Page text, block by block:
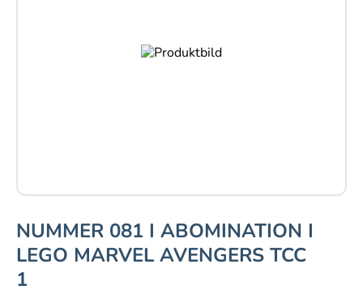
NUMMER 081 I ABOMINATION I
LEGO MARVEL AVENGERS TCC
1